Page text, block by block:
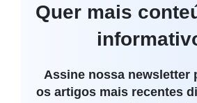
Quer mais
Assine nossa newsletter
os artigos mais recentes